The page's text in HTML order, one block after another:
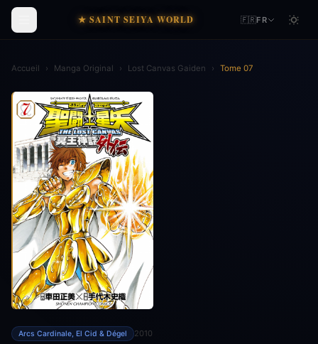
★ SAINT SEIYA WORLD 🇫🇷FR
Accueil › Manga Original › Lost Canvas Gaiden › Tome 07
Arcs Cardinale, El Cid & Dégel 2010